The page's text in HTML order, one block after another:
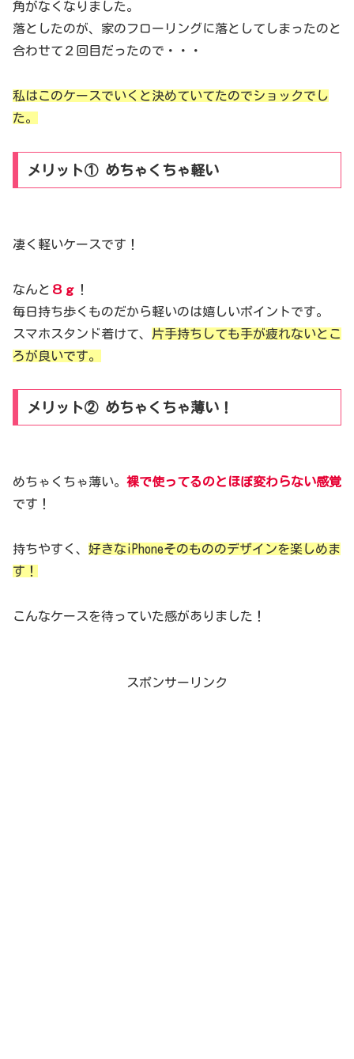
角がなくなりました。
落としたのが、家のフローリングに落としてしまったのと
合わせて２回目だったので・・・
私はこのケースでいくと決めていてたのでショックでし
た。
メリット① めちゃくちゃ軽い
凄く軽いケースです！
なんと ８ｇ ！
毎日持ち歩くものだから軽いのは嬉しいポイントです。
スマホスタンド着けて、
片手持ちしても手が疲れないとこ
ろが良いです。
メリット② めちゃくちゃ薄い！
めちゃくちゃ薄い。 裸で使ってるのとほぼ変わらない感覚
です！
持ちやすく、 好きなiPhoneそのもののデザインを楽しめま
す！
こんなケースを待っていた感がありました！
スポンサーリンク